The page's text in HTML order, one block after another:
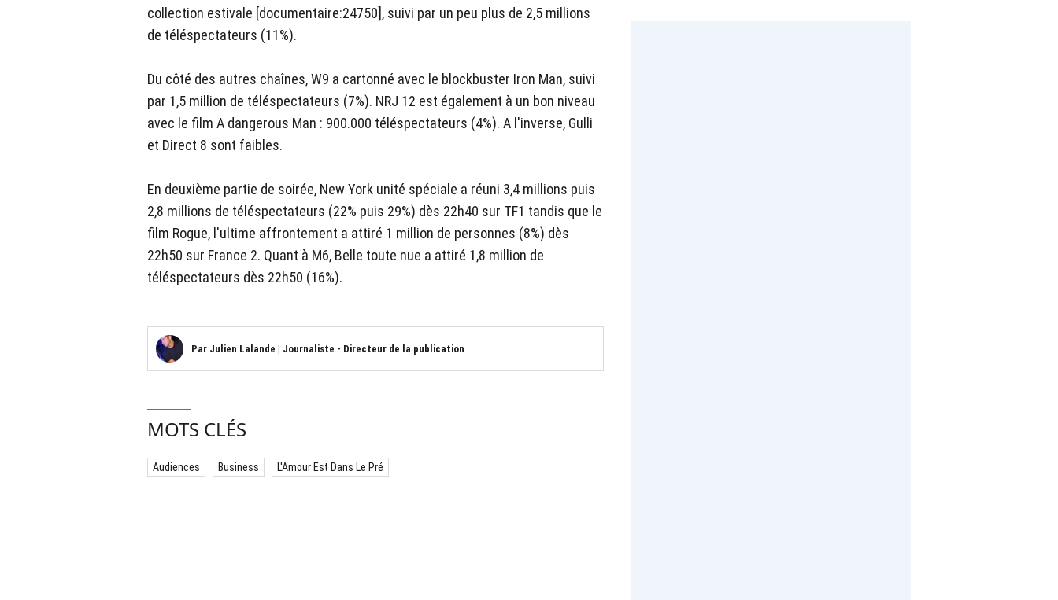
collection estivale [documentaire:24750], suivi par un peu plus de 2,5 millions
de téléspectateurs (11%).
Du côté des autres chaînes, W9 a cartonné avec le blockbuster Iron Man, suivi
par 1,5 million de téléspectateurs (7%). NRJ 12 est également à un bon niveau
avec le film A dangerous Man : 900.000 téléspectateurs (4%). A l'inverse, Gulli
et Direct 8 sont faibles.
En deuxième partie de soirée, New York unité spéciale a réuni 3,4 millions puis
2,8 millions de téléspectateurs (22% puis 29%) dès 22h40 sur TF1 tandis que le
film Rogue, l'ultime affrontement a attiré 1 million de personnes (8%) dès
22h50 sur France 2. Quant à M6, Belle toute nue a attiré 1,8 million de
téléspectateurs dès 22h50 (16%).
Par Julien Lalande | Journaliste - Directeur de la publication
MOTS CLÉS
Audiences Business L'Amour Est Dans Le Pré